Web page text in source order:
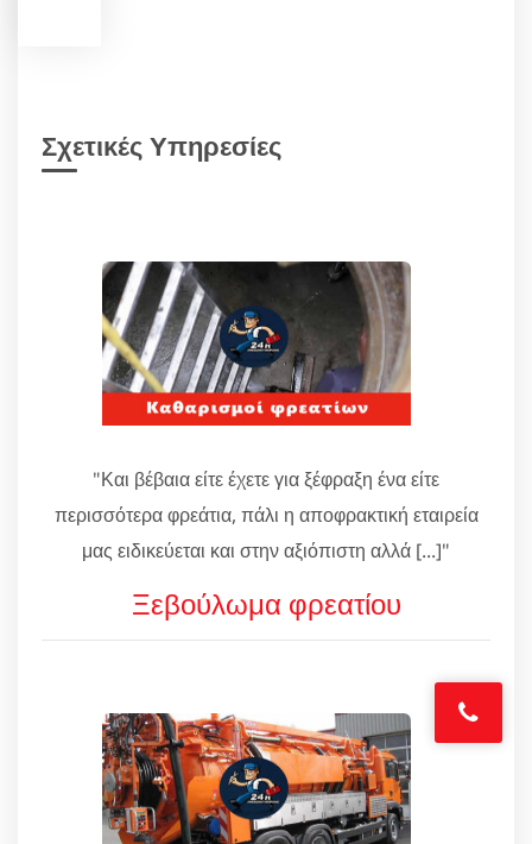
Σχετικές Υπηρεσίες
"Και βέβαια είτε έχετε για ξέφραξη ένα είτε
περισσότερα φρεάτια, πάλι η αποφρακτική εταιρεία
μας ειδικεύεται και στην αξιόπιστη αλλά [...]"
Ξεβούλωμα φρεατίου